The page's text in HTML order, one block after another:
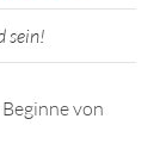
sein!
von